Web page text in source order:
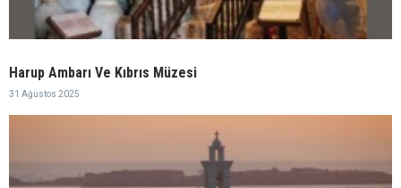
Harup Ambarı Ve Kıbrıs Müzesi
31 Ağustos 2025